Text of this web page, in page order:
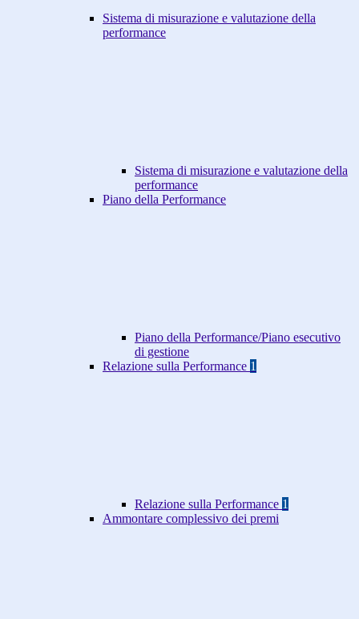
Sistema di misurazione e valutazione della
performance
Sistema di misurazione e valutazione della
performance
Piano della Performance
Piano della Performance/Piano esecutivo
di gestione
Relazione sulla Performance 1
Relazione sulla Performance 1
Ammontare complessivo dei premi